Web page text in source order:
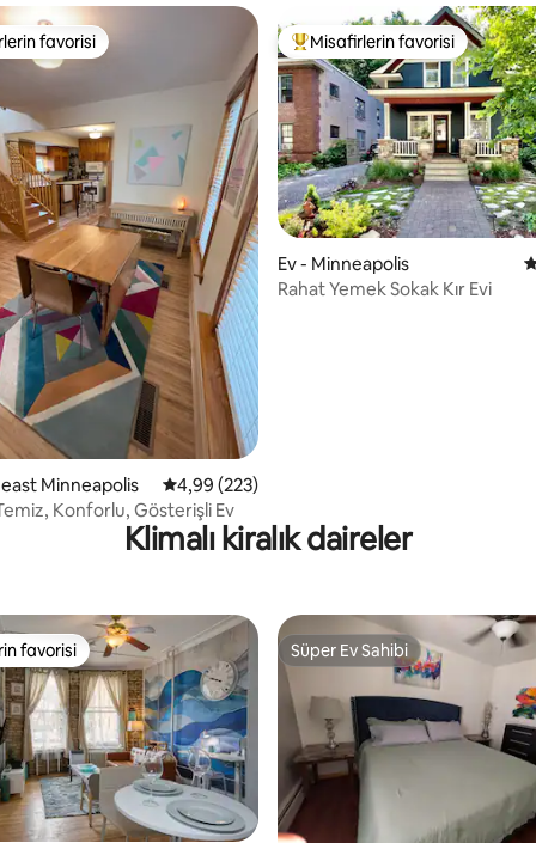
puan, 113 değerlendirme
favorilerinden en beğenilenler arasında
favorisi
Minneapolis 5 üzerinden ortalama 4,99 puan, 223
4,99 (223)
Konforlu, Gösterişli Ev
Misafirlerin favorilerinden en
Misafirlerin favorisi
Ev - Minneapolis
Rahat Yemek Sokak Kır Evi
Klimalı kiralık daireler
favorisi
favorisi Süper Ev Sahibi
Süper Ev Sahibi